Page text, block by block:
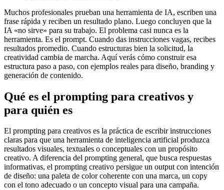
Muchos profesionales prueban una herramienta de IA, escriben una
frase rápida y reciben un resultado plano. Luego concluyen que la
IA «no sirve» para su trabajo. El problema casi nunca es la
herramienta. Es el prompt. Cuando das instrucciones vagas, recibes
resultados promedio. Cuando estructuras bien la solicitud, la
creatividad cambia de marcha. Aquí verás cómo construir esa
estructura paso a paso, con ejemplos reales para diseño, branding y
generación de contenido.
Qué es el prompting para creativos y
para quién es
El prompting para creativos es la práctica de escribir instrucciones
claras para que una herramienta de inteligencia artificial produzca
resultados visuales, textuales o conceptuales con un propósito
creativo. A diferencia del prompting general, que busca respuestas
informativas, el prompting creativo persigue un output con intención
de diseño: una paleta de color coherente con una marca, un copy
con el tono adecuado o un concepto visual para una campaña.